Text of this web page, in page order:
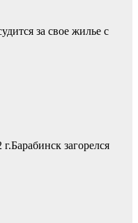
за свое жилье с
загорелся